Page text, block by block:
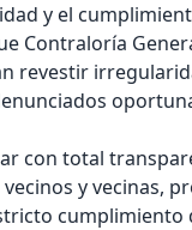
y el
Contraloría
revestir
con total
y vecinas,
cumplimiento